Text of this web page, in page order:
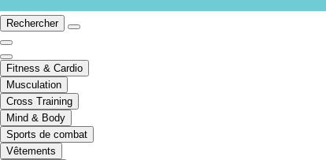
Rechercher
Fitness & Cardio
Musculation
Cross Training
Mind & Body
Sports de combat
Vêtements